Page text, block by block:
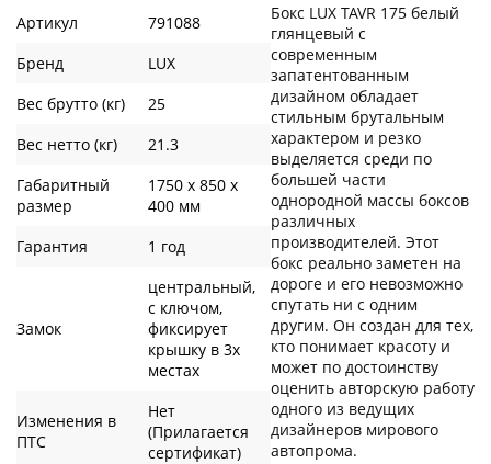
Артикул
791088
Бренд
LUX
Вес брутто (кг)
25
Вес нетто (кг)
21.3
Габаритный
размер
1750 х 850 х
400 мм
Гарантия
1 год
Замок
центральный,
с ключом,
фиксирует
крышку в 3х
местах
Изменения в
ПТС
Нет
(Прилагается
сертификат)
Бокс LUX TAVR 175 белый
глянцевый с
современным
запатентованным
дизайном обладает
стильным брутальным
характером и резко
выделяется среди по
большей части
однородной массы боксов
различных
производителей. Этот
бокс реально заметен на
дороге и его невозможно
спутать ни с одним
другим. Он создан для тех,
кто понимает красоту и
может по достоинству
оценить авторскую работу
одного из ведущих
дизайнеров мирового
автопрома.